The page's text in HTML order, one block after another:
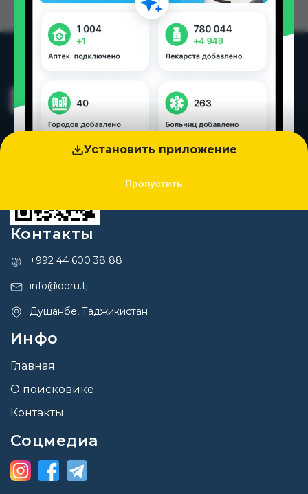
Установить приложение
Пропустить
Контакты
+992 44 600 38 88
info@doru.tj
Душанбе, Таджикистан
Инфо
Главная
О поисковике
Контакты
Соцмедиа